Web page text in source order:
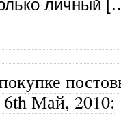
личный
6th Май, 2010: